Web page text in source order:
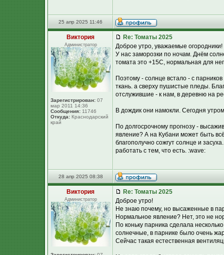
25 апр 2025 11:46
Виктория
Администратор
Зарегистрирован: 07
мар 2011 14:36
Сообщения: 11746
Откуда: Краснодарский
край
Re: Томаты 2025
Доброе утро, уважаемые огородники!
У нас заморозки по ночам. Днём
томата это +15С, нормальная для
Поэтому - солнце встало - с
ткань. а сверху пушистые пледы.
отслужившие - к нам, в деревню на
В дождик они намокли. Сегодня
По долгосрочному прогнозу -
явление? А на Кубани может быть
благополучно сожгут солнце и
работать с тем, что есть. :wave:
28 апр 2025 08:38
Виктория
Администратор
Re: Томаты 2025
Доброе утро!
Не знаю почему, но высаженные в
Нормальное явление? Нет, это не
По коньку парника сделала
солнечные, в парнике было очень
Сейчас такая естественная